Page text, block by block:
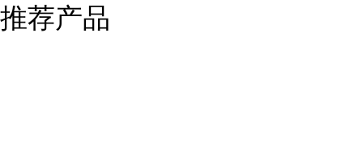
推荐产品